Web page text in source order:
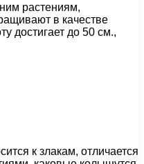
растениям,
в качестве
достигает до 50 см.,
к злакам, отличается